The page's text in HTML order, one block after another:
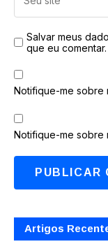
Salvar meus
que eu comentar.
Notifique-me sobre
Notifique-me sobre
Artigos